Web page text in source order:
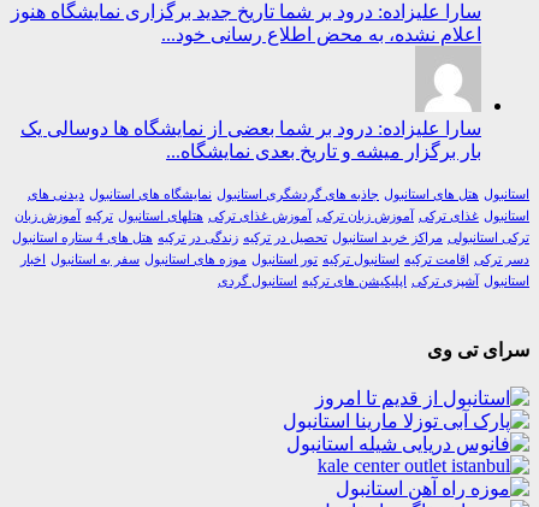
سارا علیزاده: درود بر شما تاریخ جدید برگزاری نمایشگاه هنوز
اعلام نشده، به محض اطلاع رسانی خود...
سارا علیزاده: درود بر شما بعضی از نمایشگاه ها دوسالی یک
بار برگزار میشه و تاریخ بعدی نمایشگاه...
هتل های استانبول جاذبه های گردشگری استانبول نمایشگاه های استانبول دیدنی های
غذای ترکی آموزش زبان ترکی آموزش غذای ترکی هتلهای استانبول ترکیه آموزش زبان
مراکز خرید استانبول تحصیل در ترکیه زندگی در ترکیه
هتل های 4 ستاره استانبول
اقامت ترکیه استانبول ترکیه تور استانبول موزه های استانبول سفر به استانبول اخبار
آشپزی ترکی اپلیکیشن های ترکیه استانبول گردی
تی وی